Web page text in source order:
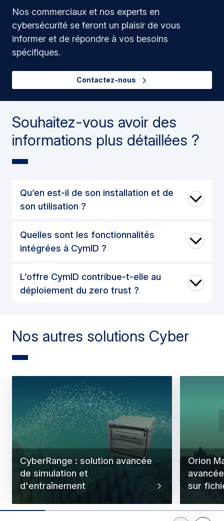
Nos commerciaux et nos experts en
cybersécurité se feront un plaisir de vous
informer et de répondre à vos besoins
spécifiques.
Contactez-nous
Souhaitez-vous avoir des
informations plus détaillées ?
Qu’en est-il de son installation et de
son utilisation ?
Quelles sont les fonctionnalités
intégrées à CymID ?
L’offre CymID contribue-t-elle au
déploiement du zero trust ?
Nos autres solutions Cyber
CyberRange : solution avancée
de simulation et
d'entraînement
Orion
sur